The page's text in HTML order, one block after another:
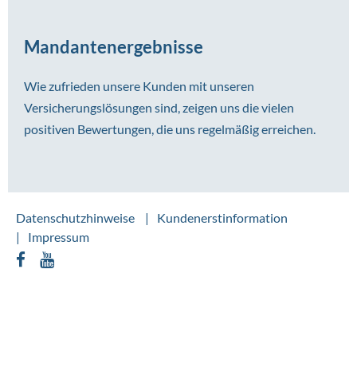
Mandantenergebnisse
Wie zufrieden unsere Kunden mit unseren
Versicherungslösungen sind, zeigen uns die vielen
positiven Bewertungen, die uns regelmäßig erreichen.
Datenschutzhinweise
Kundenerstinformation
Impressum